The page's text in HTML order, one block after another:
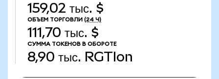
159,02 тыс. $
ОБЪЕМ ТОРГОВЛИ (24 Ч)
111,70 тыс. $
СУММА ТОКЕНОВ В ОБОРОТЕ
8,90 тыс. RGTIon